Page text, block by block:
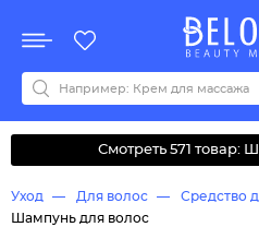
Акции
Все бренды
0-9ABCDEFGHIJKLMNOPQRSTU
Смотреть 571 товар:
Уход Для волос
Средство
Шампунь для волос